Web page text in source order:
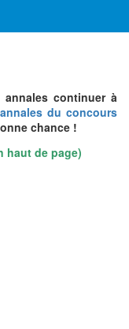
continuer à
du concours
chance !
haut de page)